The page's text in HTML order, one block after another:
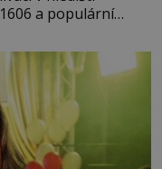
a populární
krále Jakuba I., jenž